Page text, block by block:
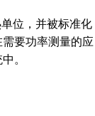
位，并被标准化
要功率测量的应
。